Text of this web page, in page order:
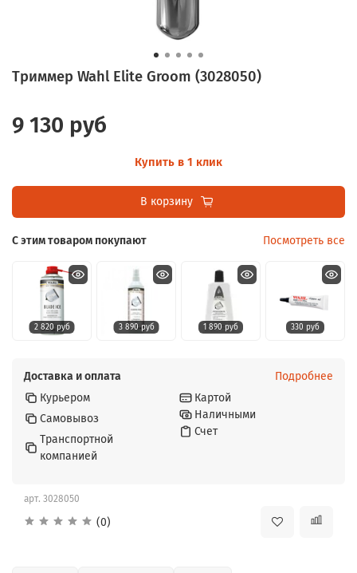
арт. 3028050
(0)
Триммер Wahl Elite Groom (3028050)
9 130 руб
Купить в 1 клик
В корзину
С этим товаром покупают Посмотреть все
2 820 руб 3 890 руб 1 890 руб 330 руб
Доставка и оплата
Подробнее
Курьером
Самовывоз
Транспортной
компанией
Картой
Наличными
Счет